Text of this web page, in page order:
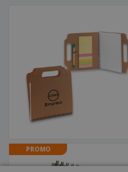
PROMO